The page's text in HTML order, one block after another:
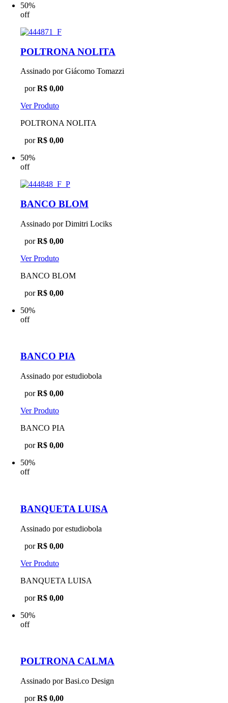
50%
off
POLTRONA NOLITA
Assinado por Giácomo Tomazzi
porR$ 0,00
Ver Produto
POLTRONA NOLITA
porR$ 0,00
50%
off
BANCO BLOM
Assinado por Dimitri Lociks
porR$ 0,00
Ver Produto
BANCO BLOM
porR$ 0,00
50%
off
BANCO PIA
Assinado por estudiobola
porR$ 0,00
Ver Produto
BANCO PIA
porR$ 0,00
50%
off
BANQUETA LUISA
Assinado por estudiobola
porR$ 0,00
Ver Produto
BANQUETA LUISA
porR$ 0,00
50%
off
POLTRONA CALMA
Assinado por Basi.co Design
porR$ 0,00